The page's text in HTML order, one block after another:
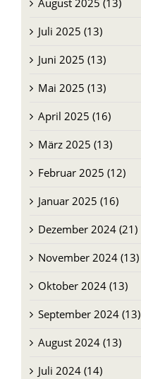
August 2025 (13)
Juli 2025 (13)
Juni 2025 (13)
Mai 2025 (13)
April 2025 (16)
März 2025 (13)
Februar 2025 (12)
Januar 2025 (16)
Dezember 2024 (21)
November 2024 (13)
Oktober 2024 (13)
September 2024 (13)
August 2024 (13)
Juli 2024 (14)